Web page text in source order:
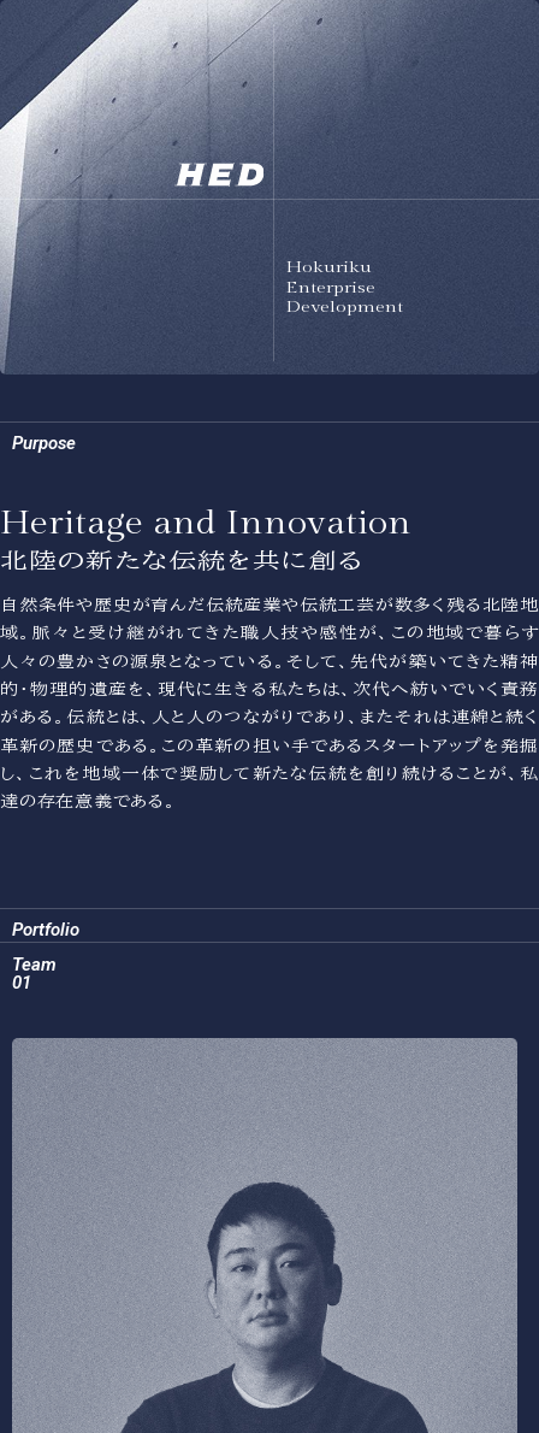
Hokuriku
Enterprise
Development
Purpose
Heritage and Innovation
北陸の新たな伝統を共に創る
自然条件や歴史が育んだ伝統産業や伝統工芸が数多く残る北陸地
域。脈々と受け継がれてきた職人技や感性が、この地域で暮らす
人々の豊かさの源泉となっている。そして、先代が築いてきた精神
的・物理的遺産を、現代に生きる私たちは、次代へ紡いでいく責務
がある。伝統とは、人と人のつながりであり、またそれは連綿と続く
革新の歴史である。この革新の担い手であるスタートアップを発掘
し、これを地域一体で奨励して新たな伝統を創り続けることが、私
達の存在意義である。
Portfolio
Team